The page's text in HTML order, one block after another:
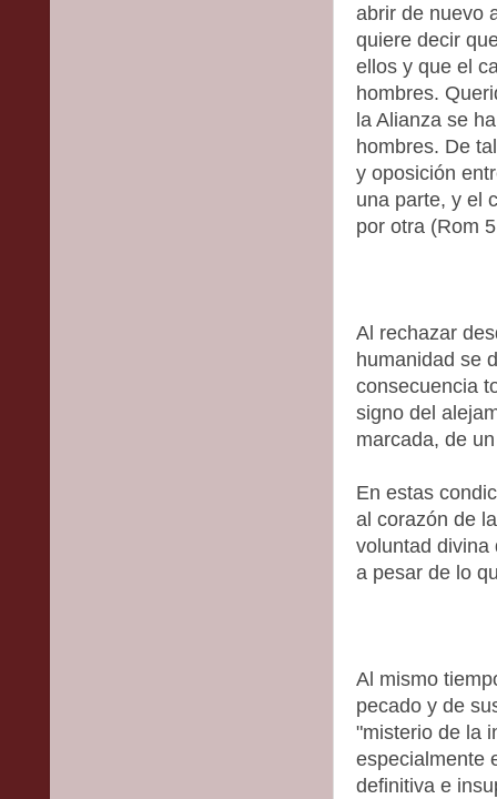
abrir de nuevo
quiere decir
ellos y que el
hombres.
la Alianza se
hombres. De
y oposición
una parte, y el
por otra (Rom
Al rechazar
humanidad se
consecuencia
signo del
marcada, de
En estas
al corazón de
voluntad divina
a pesar de lo
Al mismo
pecado y de
"misterio de la
especialmente
definitiva e